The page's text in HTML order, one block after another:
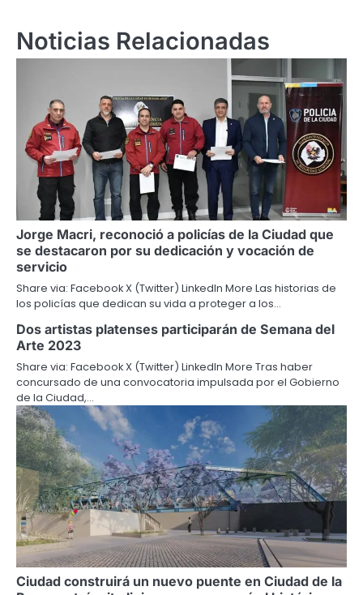
Noticias Relacionadas
Jorge Macri, reconoció a policías de la Ciudad que
se destacaron por su dedicación y vocación de
servicio
Share via: Facebook X (Twitter) LinkedIn More Las historias de
los policías que dedican su vida a proteger a los…
Dos artistas platenses participarán de Semana del
Arte 2023
Share via: Facebook X (Twitter) LinkedIn More Tras haber
concursado de una convocatoria impulsada por el Gobierno
de la Ciudad,…
Ciudad construirá un nuevo puente en Ciudad de la